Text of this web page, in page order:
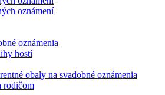
oznámení
oznámenia
hostí
obaly na svadobné oznámenia
rodičom